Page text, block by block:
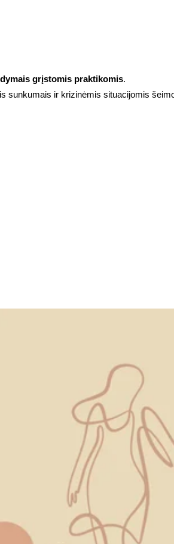
grįstomis praktikomis.
sunkumais ir krizinėmis situacijomis